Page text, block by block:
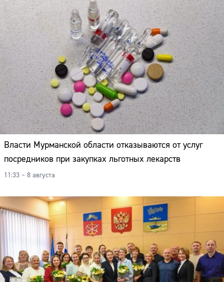
Власти Мурманской области отказываются от услуг
посредников при закупках льготных лекарств
11:33 – 8 августа